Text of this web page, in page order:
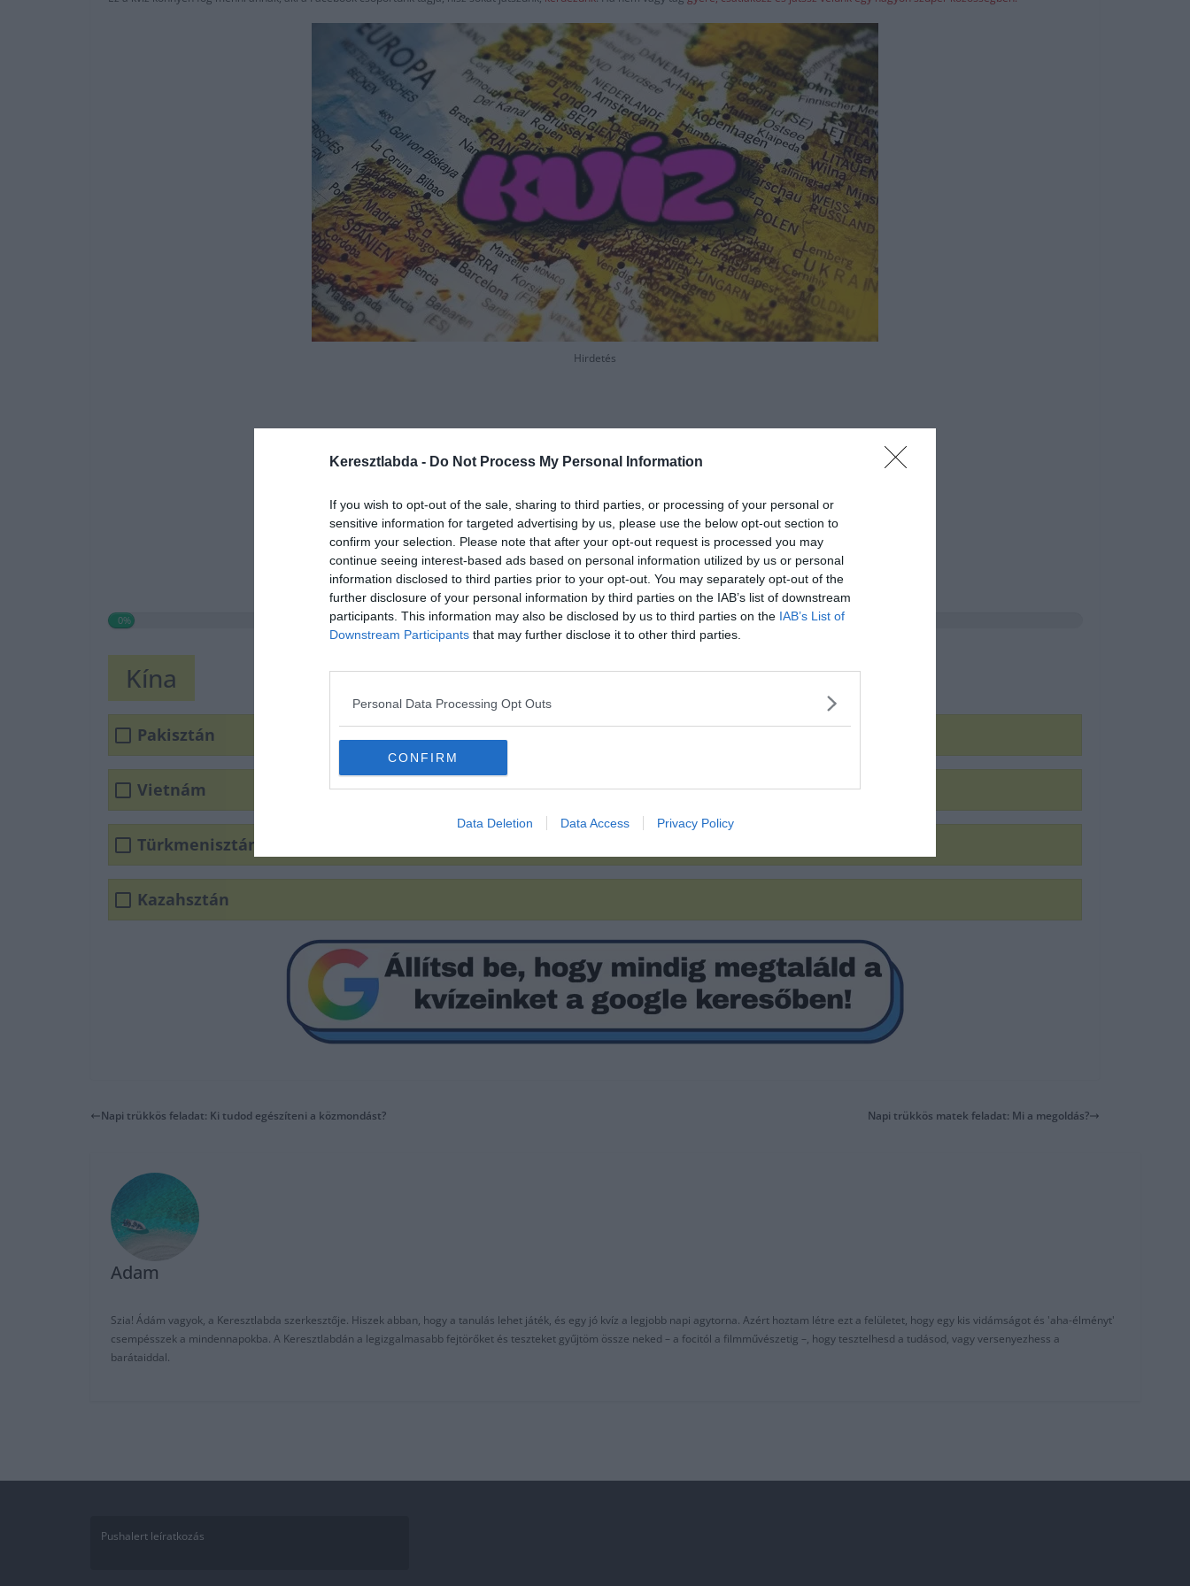
Keresztlabda - Do Not Process My Personal Information
If you wish to opt-out of the sale, sharing to third parties, or processing of your personal or
sensitive information for targeted advertising by us, please use the below opt-out section to
confirm your selection. Please note that after your opt-out request is processed you may
continue seeing interest-based ads based on personal information utilized by us or personal
information disclosed to third parties prior to your opt-out. You may separately opt-out of the
further disclosure of your personal information by third parties on the IAB’s list of downstream
participants. This information may also be disclosed by us to third parties on the IAB’s List of
Downstream Participants that may further disclose it to other third parties.
Personal Data Processing Opt Outs
CONFIRM
Data Deletion Data Access Privacy Policy
Hirdetés
0%
Kína
Pakisztán
Vietnám
Türkmenisztán
Kazahsztán
Napi trükkös feladat: Ki tudod egészíteni a közmondást? Napi trükkös matek feladat: Mi a megoldás?
Adam
Szia! Ádám vagyok, a Keresztlabda szerkesztője. Hiszek abban, hogy a tanulás lehet játék, és egy jó kvíz a legjobb napi agytorna. Azért hoztam létre ezt a felületet, hogy egy kis vidámságot és 'aha-élményt'
csempésszek a mindennapokba. A Keresztlabdán a legizgalmasabb fejtörőket és teszteket gyűjtöm össze neked – a focitól a filmművészetig –, hogy tesztelhesd a tudásod, vagy versenyezhess a
barátaiddal.
Pushalert leíratkozás